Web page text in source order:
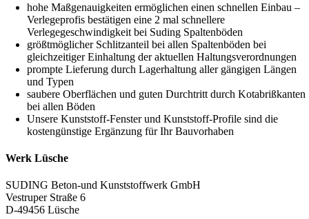
hohe Maßgenauigkeiten ermöglichen einen schnellen Einbau –
Verlegeprofis bestätigen eine 2 mal schnellere
Verlegegeschwindigkeit bei Suding Spaltenböden
größtmöglicher Schlitzanteil bei allen Spaltenböden bei
gleichzeitiger Einhaltung der aktuellen Haltungsverordnungen
prompte Lieferung durch Lagerhaltung aller gängigen Längen
und Typen
saubere Oberflächen und guten Durchtritt durch Kotabrißkanten
bei allen Böden
Unsere Kunststoff-Fenster und Kunststoff-Profile sind die
kostengünstige Ergänzung für Ihr Bauvorhaben
Werk Lüsche
SUDING Beton-und Kunststoffwerk GmbH
Vestruper Straße 6
D-49456 Lüsche